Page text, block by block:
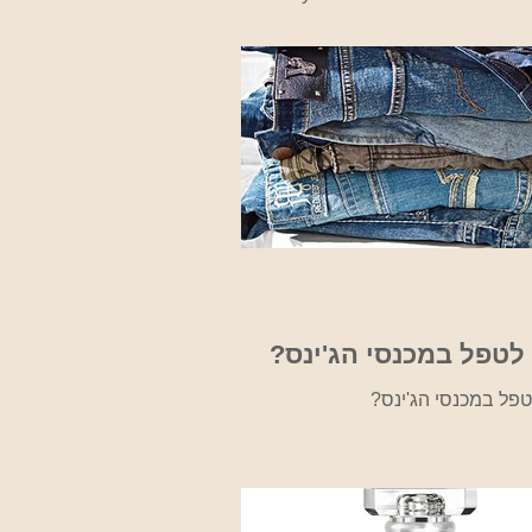
בצורת נקודה, 3m דבק דו צדדי 0.75 אינץ'
גודל מושלם כדי לאבטח...
לטפל במכנסי הג'ינס?
במכנסי הג'ינס?